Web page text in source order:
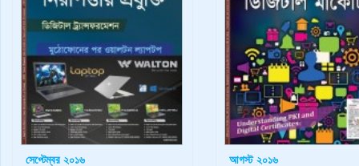
সেপ্টেম্বর ২০১৬ আগস্ট ২০১৬